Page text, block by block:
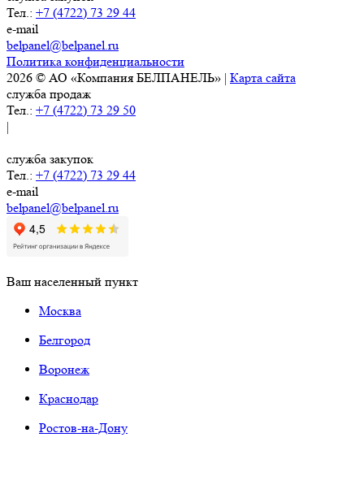
Тел.: +7 (4722) 73 29 44
e-mail
belpanel@belpanel.ru
Политика конфиденциальности
2026 © АО «Компания БЕЛПАНЕЛЬ» | Карта сайта
служба продаж
Тел.: +7 (4722) 73 29 50
|
служба закупок
Тел.: +7 (4722) 73 29 44
e-mail
belpanel@belpanel.ru
Ваш населенный пункт
Москва
Белгород
Воронеж
Краснодар
Ростов-на-Дону